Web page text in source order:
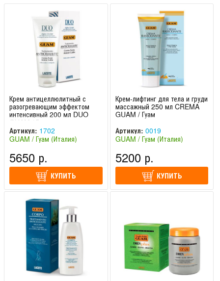
Крем антицеллюлитный с
разогревающим эффектом
интенсивный 200 мл DUO
GUAM / Гуам
Артикул: 1702
GUAM / Гуам (Италия)
5650 р.
КУПИТЬ
Крем-лифтинг для тела и груди
массажный 250 мл CREMA
GUAM / Гуам
Артикул: 0019
GUAM / Гуам (Италия)
5200 р.
КУПИТЬ